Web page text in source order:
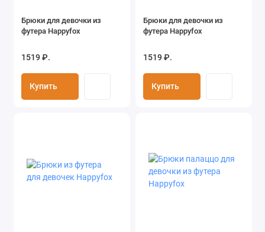
Брюки для девочки из
футера Happyfox
1519 ₽.
Купить
Брюки для девочки из
футера Happyfox
1519 ₽.
Купить